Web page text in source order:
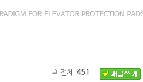
전체 451